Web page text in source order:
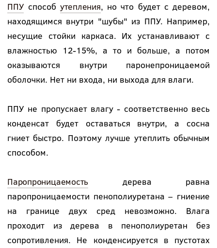
ППУ способ утепления, но что будет с деревом,
находящимся внутри "шубы" из ППУ. Например,
несущие стойки каркаса. Их устанавливают с
влажностью 12-15%, а то и больше, а потом
оказываются внутри паронепроницаемой
оболочки. Нет ни входа, ни выхода для влаги.
ППУ не пропускает влагу - соответственно весь
конденсат будет оставаться внутри, а сосна
гниет быстро. Поэтому лучше утеплить обычным
способом.
Паропроницаемость дерева равна
паропроницаемости пенополиуретана – гниение
на границе двух сред невозможно. Влага
проходит из дерева в пенополиуретан без
сопротивления. Не конденсируется в пустотах